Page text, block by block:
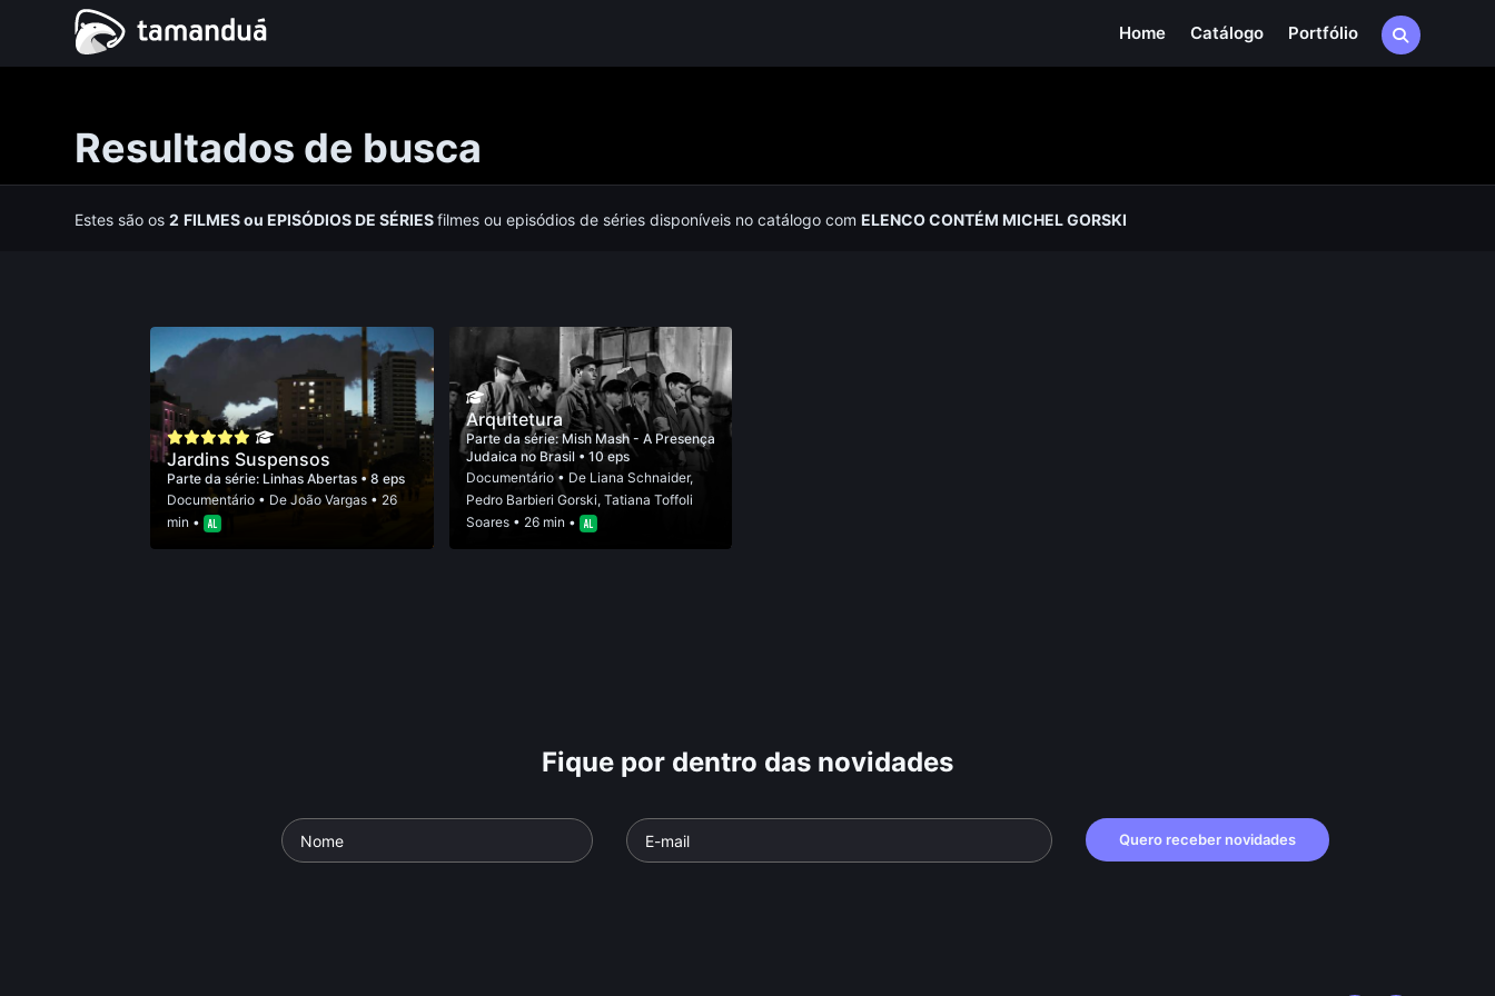
Home Catálogo Portfólio
Resultados de busca
Estes são os2 FILMESou EPISÓDIOS DE SÉRIESfilmes ou episódios de séries disponíveis no catálogo comELENCO CONTÉM MICHEL GORSKI
Jardins Suspensos
Parte da série: Linhas Abertas • 8 eps
Documentário• De João Vargas• 26
min •
Arquitetura
Parte da série:Mish Mash - A Presença
Judaica no Brasil • 10 eps
Documentário• De Liana Schnaider,
Pedro Barbieri Gorski, Tatiana Toffoli
Soares• 26 min •
Fique por dentro das novidades
Quero receber novidades